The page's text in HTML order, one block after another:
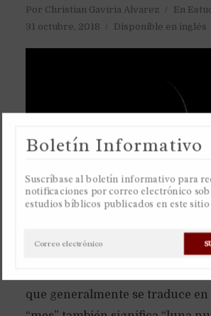
Por Christian Gaviria Alvarez En
31 octubre, 2018
Disponible en inglés
El antiguo calendario de la
únicamente en la luna, un
que generalmente se traduce en
Boletín Informativo
Suscríbase al boletín informativo para
notificaciones por correo electrónico
estudios bíblicos publicados en este sitio